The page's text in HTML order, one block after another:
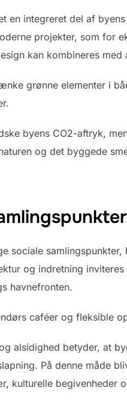
en integreret del af
projekter, som for
kan kombineres
grønne elementer i
byens CO2-aftryk,
og det byggede
sociale
og indretning
havnefronten.
caféer og fleksible
alsidighed betyder, at
På denne måde
kulturelle begivenheder